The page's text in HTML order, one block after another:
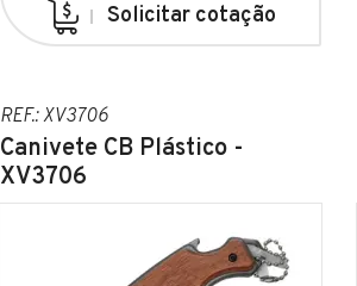
Solicitar cotação
REF.: XV3706
Canivete CB Plástico -
XV3706